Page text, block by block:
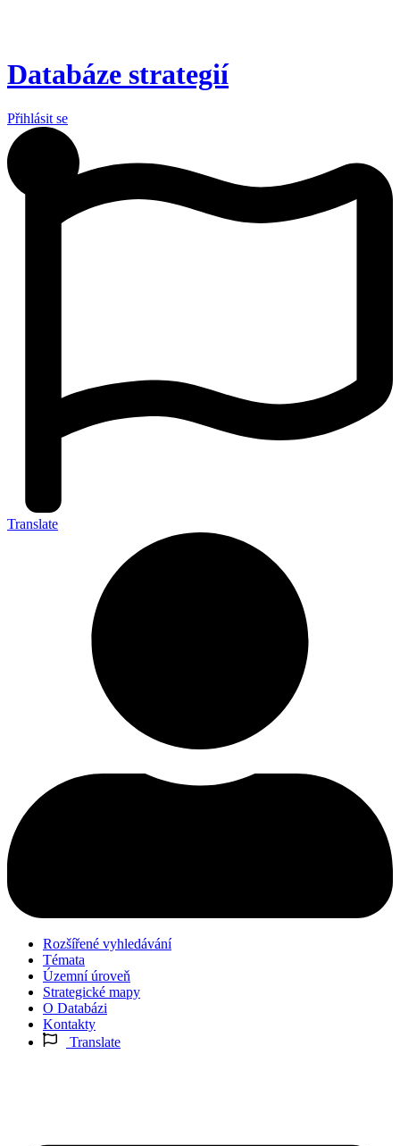
Databáze strategií
Přihlásit se
Translate
Rozšířené vyhledávání
Témata
Územní úroveň
Strategické mapy
O Databázi
Kontakty
Translate